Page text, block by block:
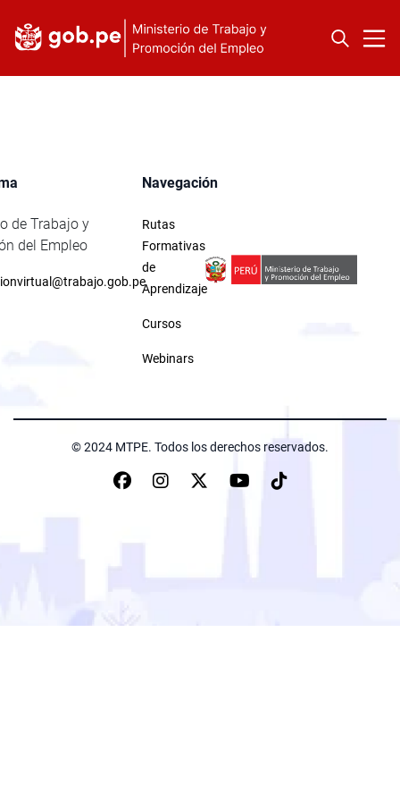
de Trabajo y
del Empleo
Navegación
Rutas
Formativas
de
Aprendizaje
Cursos
Webinars
© 2024 MTPE. Todos los derechos reservados.